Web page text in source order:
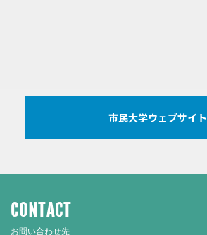
市民大学ウェブサイト
CONTACT
お問い合わせ先